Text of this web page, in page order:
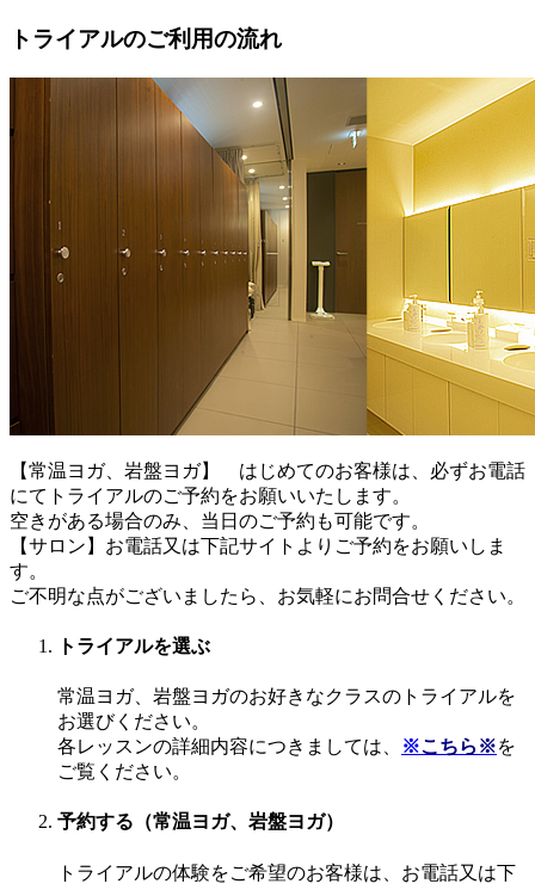
トライアルのご利用の流れ
【常温ヨガ、岩盤ヨガ】 はじめてのお客様は、必ずお電話
にてトライアルのご予約をお願いいたします。
空きがある場合のみ、当日のご予約も可能です。
【サロン】お電話又は下記サイトよりご予約をお願いしま
す。
ご不明な点がございましたら、お気軽にお問合せください。
トライアルを選ぶ
常温ヨガ、岩盤ヨガのお好きなクラスのトライアルを
お選びください。
各レッスンの詳細内容につきましては、
※こちら※を
ご覧ください。
予約する（常温ヨガ、岩盤ヨガ）
トライアルの体験をご希望のお客様は、お電話又は下